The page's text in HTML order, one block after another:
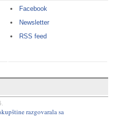
Facebook
Newsletter
RSS feed
razgovarala sa